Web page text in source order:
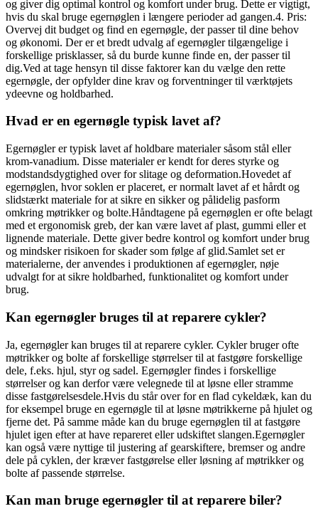
og giver dig optimal kontrol og komfort under brug. Dette er vigtigt,
hvis du skal bruge egernøglen i længere perioder ad gangen.4. Pris:
Overvej dit budget og find en egernøgle, der passer til dine behov
og økonomi. Der er et bredt udvalg af egernøgler tilgængelige i
forskellige prisklasser, så du burde kunne finde en, der passer til
dig.Ved at tage hensyn til disse faktorer kan du vælge den rette
egernøgle, der opfylder dine krav og forventninger til værktøjets
ydeevne og holdbarhed.
Hvad er en egernøgle typisk lavet af?
Egernøgler er typisk lavet af holdbare materialer såsom stål eller
krom-vanadium. Disse materialer er kendt for deres styrke og
modstandsdygtighed over for slitage og deformation.Hovedet af
egernøglen, hvor soklen er placeret, er normalt lavet af et hårdt og
slidstærkt materiale for at sikre en sikker og pålidelig pasform
omkring møtrikker og bolte.Håndtagene på egernøglen er ofte belagt
med et ergonomisk greb, der kan være lavet af plast, gummi eller et
lignende materiale. Dette giver bedre kontrol og komfort under brug
og mindsker risikoen for skader som følge af glid.Samlet set er
materialerne, der anvendes i produktionen af egernøgler, nøje
udvalgt for at sikre holdbarhed, funktionalitet og komfort under
brug.
Kan egernøgler bruges til at reparere cykler?
Ja, egernøgler kan bruges til at reparere cykler. Cykler bruger ofte
møtrikker og bolte af forskellige størrelser til at fastgøre forskellige
dele, f.eks. hjul, styr og sadel. Egernøgler findes i forskellige
størrelser og kan derfor være velegnede til at løsne eller stramme
disse fastgørelsesdele.Hvis du står over for en flad cykeldæk, kan du
for eksempel bruge en egernøgle til at løsne møtrikkerne på hjulet og
fjerne det. På samme måde kan du bruge egernøglen til at fastgøre
hjulet igen efter at have repareret eller udskiftet slangen.Egernøgler
kan også være nyttige til justering af gearskiftere, bremser og andre
dele på cyklen, der kræver fastgørelse eller løsning af møtrikker og
bolte af passende størrelse.
Kan man bruge egernøgler til at reparere biler?